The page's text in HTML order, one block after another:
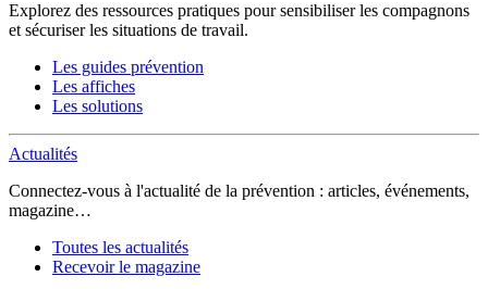
Explorez des ressources pratiques pour sensibiliser les compagnons
et sécuriser les situations de travail.
Les guides prévention
Les affiches
Les solutions
Actualités
Connectez-vous à l'actualité de la prévention : articles, événements,
magazine…
Toutes les actualités
Recevoir le magazine